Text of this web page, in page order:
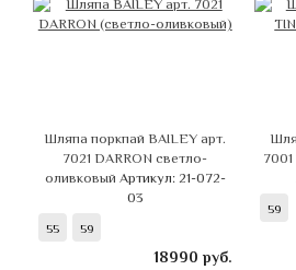
Шляпа поркпай BAILEY арт.
7021 DARRON светло-
оливковый Артикул: 21-072-
03
55 59
18990 руб.
59